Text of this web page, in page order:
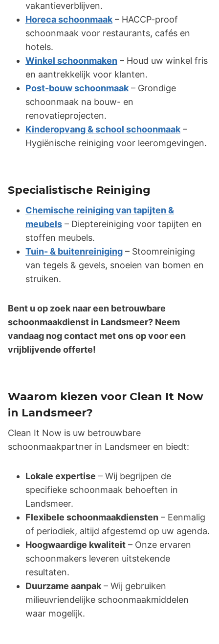
vakantieverblijven.
Horeca schoonmaak – HACCP-proof
schoonmaak voor restaurants, cafés en
hotels.
Winkel schoonmaken – Houd uw winkel fris
en aantrekkelijk voor klanten.
Post-bouw schoonmaak – Grondige
schoonmaak na bouw- en
renovatieprojecten.
Kinderopvang & school schoonmaak –
Hygiënische reiniging voor leeromgevingen.
Specialistische Reiniging
Chemische reiniging van tapijten &
meubels – Dieptereiniging voor tapijten en
stoffen meubels.
Tuin- & buitenreiniging – Stoomreiniging
van tegels & gevels, snoeien van bomen en
struiken.
Bent u op zoek naar een betrouwbare
schoonmaakdienst in Landsmeer? Neem
vandaag nog contact met ons op voor een
vrijblijvende offerte!
Waarom kiezen voor Clean It Now
in Landsmeer?
Clean It Now is uw betrouwbare
schoonmaakpartner in Landsmeer en biedt:
Lokale expertise – Wij begrijpen de
specifieke schoonmaak behoeften in
Landsmeer.
Flexibele schoonmaakdiensten – Eenmalig
of periodiek, altijd afgestemd op uw agenda.
Hoogwaardige kwaliteit – Onze ervaren
schoonmakers leveren uitstekende
resultaten.
Duurzame aanpak – Wij gebruiken
milieuvriendelijke schoonmaakmiddelen
waar mogelijk.